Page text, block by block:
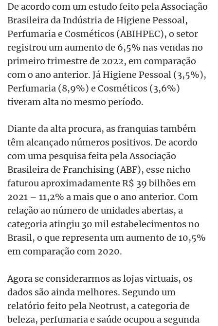
De acordo com um estudo feito pela Associação
Brasileira da Indústria de Higiene Pessoal,
Perfumaria e Cosméticos (ABIHPEC), o setor
registrou um aumento de 6,5% nas vendas no
primeiro trimestre de 2022, em comparação
com o ano anterior. Já Higiene Pessoal (3,5%),
Perfumaria (8,9%) e Cosméticos (3,6%)
tiveram alta no mesmo período.
Diante da alta procura, as franquias também
têm alcançado números positivos. De acordo
com uma pesquisa feita pela Associação
Brasileira de Franchising (ABF), esse nicho
faturou aproximadamente R$ 39 bilhões em
2021 – 11,2% a mais que o ano anterior. Com
relação ao número de unidades abertas, a
categoria atingiu 30 mil estabelecimentos no
Brasil, o que representa um aumento de 10,5%
em comparação com 2020.
Agora se considerarmos as lojas virtuais, os
dados são ainda melhores. Segundo um
relatório feito pela Neotrust, a categoria de
beleza, perfumaria e saúde ocupou a segunda